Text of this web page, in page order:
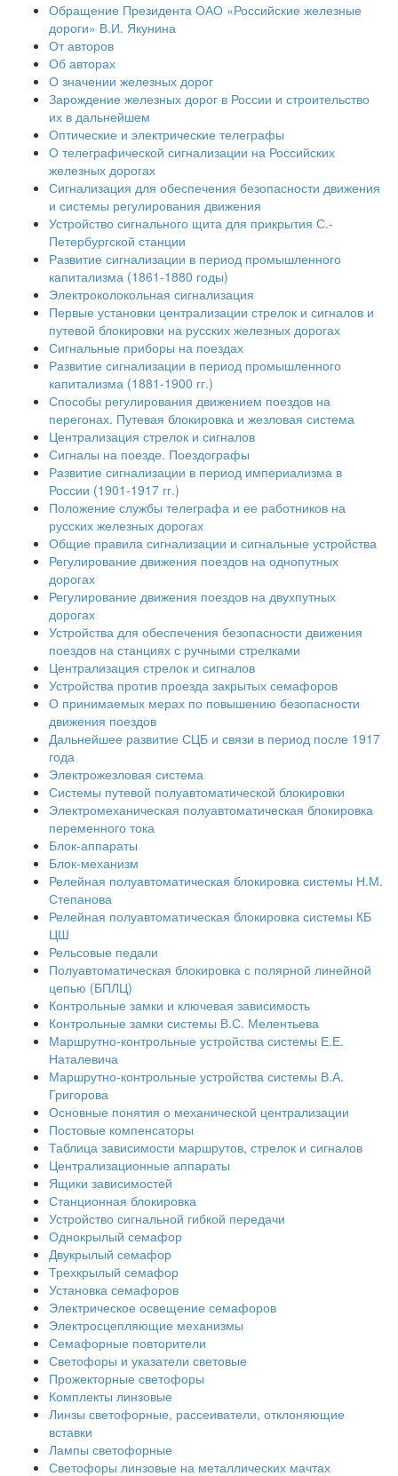
Обращение Президента ОАО «Российские железные
дороги» В.И. Якунина
От авторов
Об авторах
О значении железных дорог
Зарождение железных дорог в России и строительство
их в дальнейшем
Оптические и электрические телеграфы
О телеграфической сигнализации на Российских
железных дорогах
Сигнализация для обеспечения безопасности движения
и системы регулирования движения
Устройство сигнального щита для прикрытия С.-
Петербургской станции
Развитие сигнализации в период промышленного
капитализма (1861-1880 годы)
Электроколокольная сигнализация
Первые установки централизации стрелок и сигналов и
путевой блокировки на русских железных дорогах
Сигнальные приборы на поездах
Развитие сигнализации в период промышленного
капитализма (1881-1900 гг.)
Способы регулирования движением поездов на
перегонах. Путевая блокировка и жезловая система
Централизация стрелок и сигналов
Сигналы на поезде. Поездографы
Развитие сигнализации в период империализма в
России (1901-1917 гг.)
Положение службы телеграфа и ее работников на
русских железных дорогах
Общие правила сигнализации и сигнальные устройства
Регулирование движения поездов на однопутных
дорогах
Регулирование движения поездов на двухпутных
дорогах
Устройства для обеспечения безопасности движения
поездов на станциях с ручными стрелками
Централизация стрелок и сигналов
Устройства против проезда закрытых семафоров
О принимаемых мерах по повышению безопасности
движения поездов
Дальнейшее развитие СЦБ и связи в период после 1917
года
Электрожезловая система
Системы путевой полуавтоматической блокировки
Электромеханическая полуавтоматическая блокировка
переменного тока
Блок-аппараты
Блок-механизм
Релейная полуавтоматическая блокировка системы Н.М.
Степанова
Релейная полуавтоматическая блокировка системы КБ
ЦШ
Рельсовые педали
Полуавтоматическая блокировка с полярной линейной
цепью (БПЛЦ)
Контрольные замки и ключевая зависимость
Контрольные замки системы В.С. Мелентьева
Маршрутно-контрольные устройства системы Е.Е.
Наталевича
Маршрутно-контрольные устройства системы В.А.
Григорова
Основные понятия о механической централизации
Постовые компенсаторы
Таблица зависимости маршрутов, стрелок и сигналов
Централизационные аппараты
Ящики зависимостей
Станционная блокировка
Устройство сигнальной гибкой передачи
Однокрылый семафор
Двукрылый семафор
Трехкрылый семафор
Установка семафоров
Электрическое освещение семафоров
Электросцепляющие механизмы
Семафорные повторители
Светофоры и указатели световые
Прожекторные светофоры
Комплекты линзовые
Линзы светофорные, рассеиватели, отклоняющие
вставки
Лампы светофорные
Светофоры линзовые на металлических мачтах